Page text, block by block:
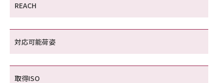
REACH
対応可能荷姿
取得ISO